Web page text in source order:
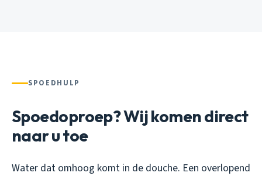
SPOEDHULP
Spoedoproep? Wij komen direct
naar u toe
Water dat omhoog komt in de douche. Een overlopend